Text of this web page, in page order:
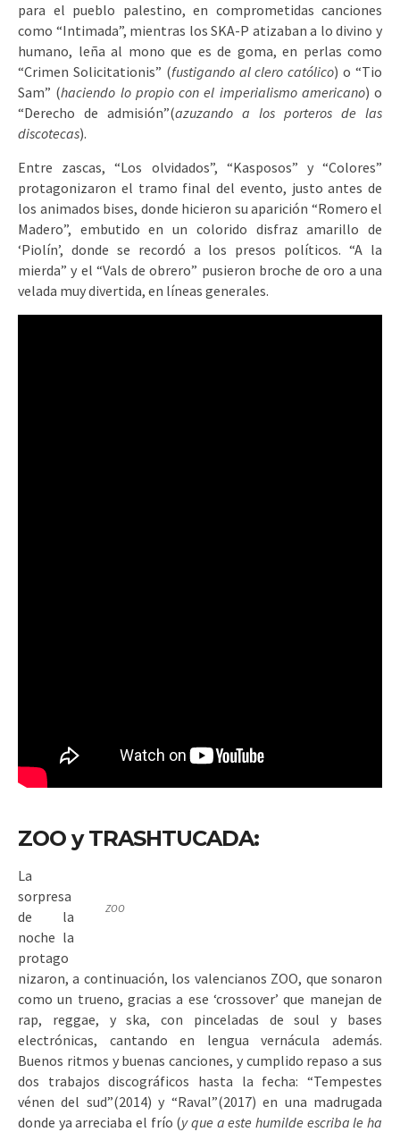
para el pueblo palestino, en comprometidas canciones
como “Intimada”, mientras los SKA-P atizaban a lo divino y
humano, leña al mono que es de goma, en perlas como
“Crimen Solicitationis” (fustigando al clero católico) o “Tio
Sam” (haciendo lo propio con el imperialismo americano) o
“Derecho de admisión”(azuzando a los porteros de las
discotecas).
Entre zascas, “Los olvidados”, “Kasposos” y “Colores”
protagonizaron el tramo final del evento, justo antes de
los animados bises, donde hicieron su aparición “Romero el
Madero”, embutido en un colorido disfraz amarillo de
‘Piolín’, donde se recordó a los presos políticos. “A la
mierda” y el “Vals de obrero” pusieron broche de oro a una
velada muy divertida, en líneas generales.
ZOO y TRASHTUCADA:
ZOO
La
sorpresa
de la
noche la
protago
nizaron, a continuación, los valencianos ZOO, que sonaron
como un trueno, gracias a ese ‘crossover’ que manejan de
rap, reggae, y ska, con pinceladas de soul y bases
electrónicas, cantando en lengua vernácula además.
Buenos ritmos y buenas canciones, y cumplido repaso a sus
dos trabajos discográficos hasta la fecha: “Tempestes
vénen del sud”(2014) y “Raval”(2017) en una madrugada
donde ya arreciaba el frío (y que a este humilde escriba le ha